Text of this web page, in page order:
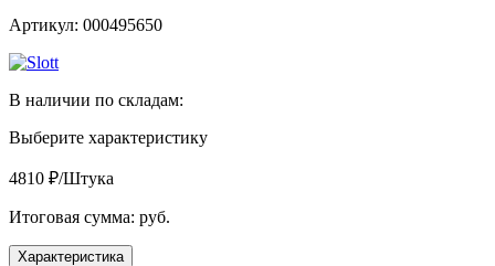
Артикул: 000495650
В наличии по складам:
Выберите характеристику
4810 ₽/Штука
Итоговая сумма: руб.
Характеристика